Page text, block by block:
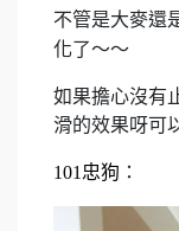
不管是大麥還
化了～～
如果擔心沒有
滑的效果呀可
101忠狗 ：